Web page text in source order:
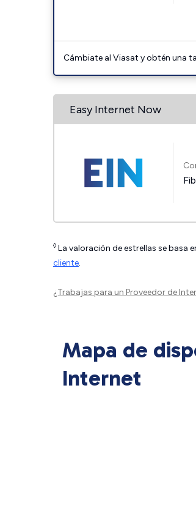
Cámbiate al Viasat y obtén una
Easy Internet Now
◊ La valoración de estrellas se basa
cliente.
¿Trabajas para un Proveedor de
Mapa de
Internet